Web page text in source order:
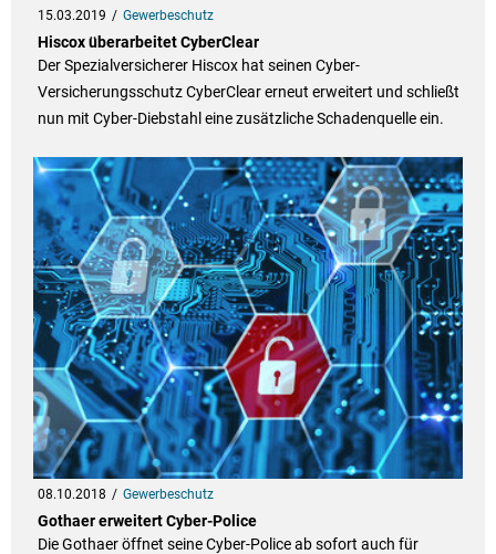
15.03.2019 Gewerbeschutz
Hiscox überarbeitet CyberClear
Der Spezialversicherer Hiscox hat seinen Cyber-
Versicherungsschutz CyberClear erneut erweitert und schließt
nun mit Cyber-Diebstahl eine zusätzliche Schadenquelle ein.
08.10.2018 Gewerbeschutz
Gothaer erweitert Cyber-Police
Die Gothaer öffnet seine Cyber-Police ab sofort auch für